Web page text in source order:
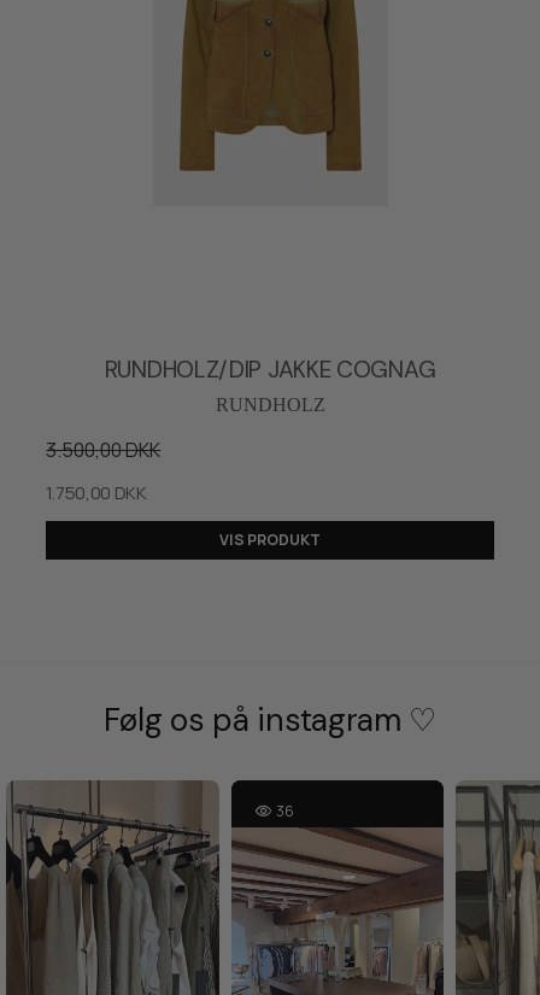
RUNDHOLZ/DIP JAKKE COGNAG
RUNDHOLZ
3.500,00 DKK
1.750,00 DKK
VIS PRODUKT
Følg os på instagram ♡
36